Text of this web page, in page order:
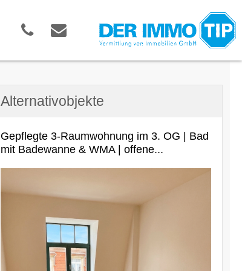
Alternativobjekte
Gepflegte 3-Raumwohnung im 3. OG | Bad
mit Badewanne & WMA | offene...